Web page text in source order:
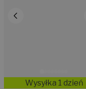
Wysyłka 1 dzień